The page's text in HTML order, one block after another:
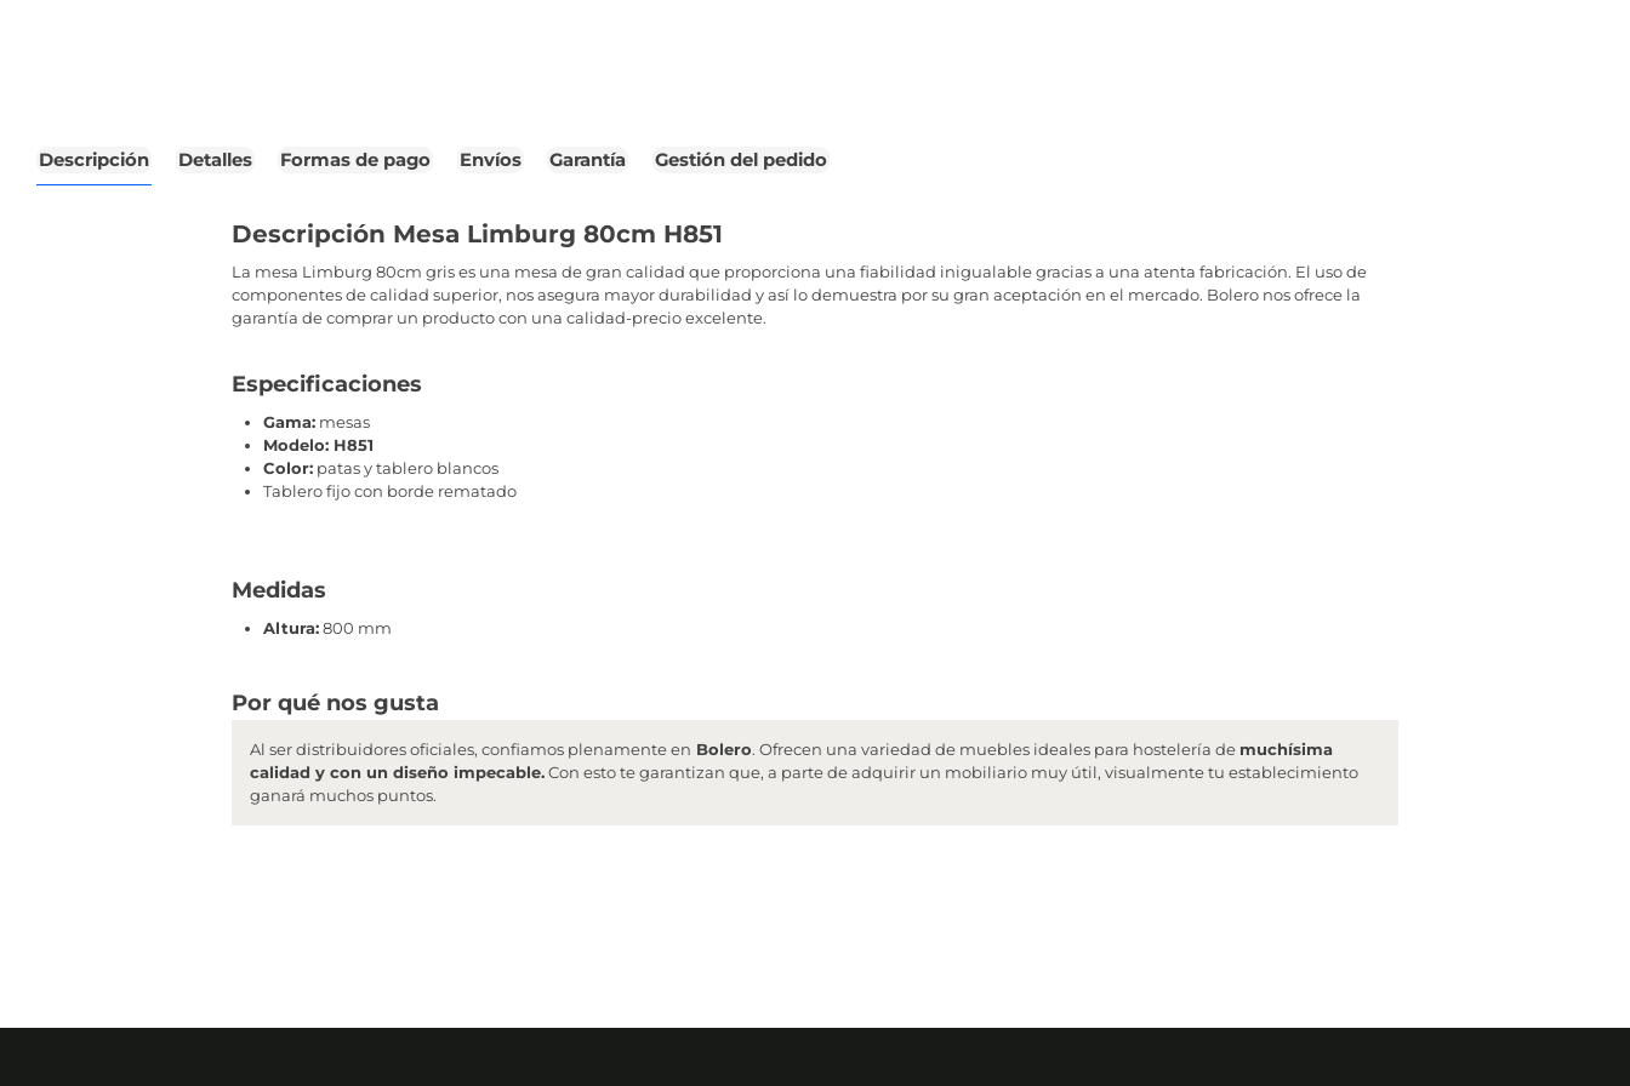
Descripción Detalles Formas de pago Envíos Garantía Gestión del pedido
Descripción Mesa Limburg 80cm H851
La mesa Limburg 80cm gris es una mesa de gran calidad que proporciona una fiabilidad inigualable gracias a una atenta fabricación. El uso de
componentes de calidad superior, nos asegura mayor durabilidad y así lo demuestra por su gran aceptación en el mercado. Bolero nos ofrece la
garantía de comprar un producto con una calidad-precio excelente.
Especificaciones
Gama: mesas
Modelo: H851
Color: patas y tablero blancos
Tablero fijo con borde rematado
Medidas
Altura:800 mm
Por qué nos gusta
Al ser distribuidores oficiales, confiamos plenamente en Bolero. Ofrecen una variedad de muebles ideales para hostelería de muchísima
calidad y con un diseño impecable.Con esto te garantizan que, a parte de adquirir un mobiliario muy útil, visualmente tu establecimiento
ganará muchos puntos.